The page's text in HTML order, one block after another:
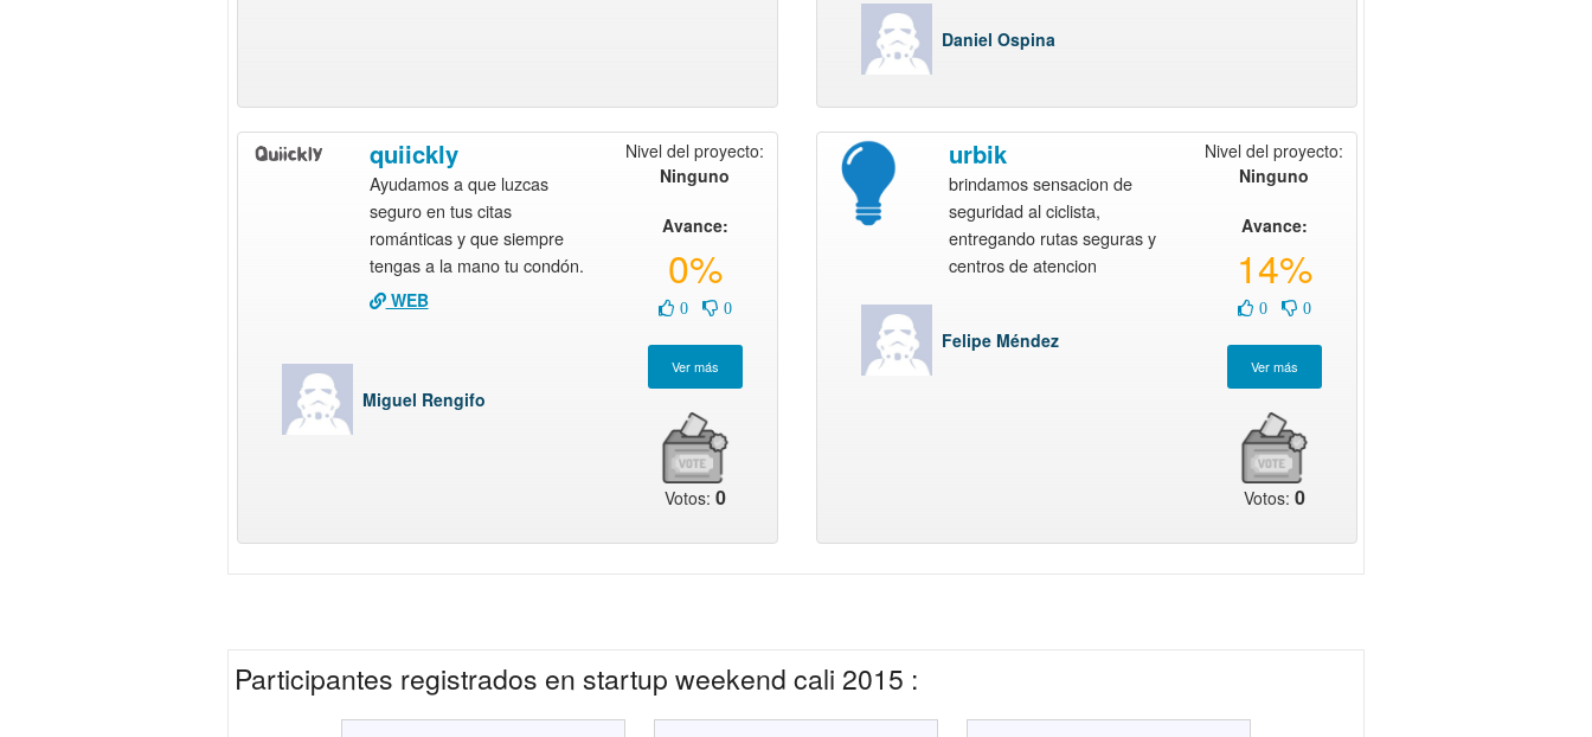
Daniel Ospina
quiickly
Ayudamos a que luzcas
seguro en tus citas
románticas y que siempre
tengas a la mano tu condón.
WEB
Miguel Rengifo
Nivel del proyecto:
Ninguno
Avance:
0%
0 0
Votos: 0
urbik
brindamos sensacion de
seguridad al ciclista,
entregando rutas seguras y
centros de atencion
Felipe Méndez
Nivel del proyecto:
Ninguno
Avance:
14%
0 0
Votos: 0
Participantes registrados en startup weekend cali 2015 :